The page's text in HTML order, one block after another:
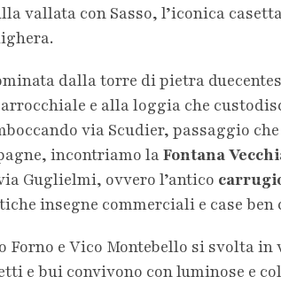
vallata con Sasso, l’iconica
dalla torre di pietra
e alla loggia che
via Scudier, passaggio
incontriamo laFontana
Guglielmi, ovvero l’antico
insegne commerciali e case ben
Forno e Vico Montebello si svolta
e bui convivono con luminose e